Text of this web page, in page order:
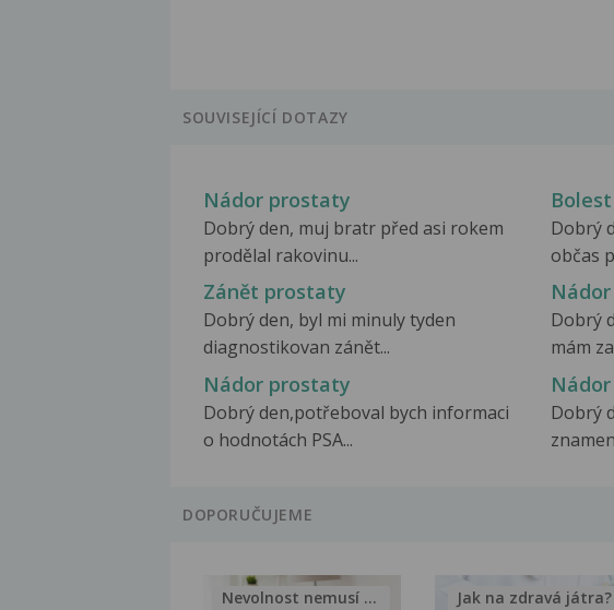
SOUVISEJÍCÍ DOTAZY
Nádor prostaty
Dobrý den, muj bratr před asi rokem
prodělal rakovinu...
Dobrý
občas
Zánět prostaty
Dobrý den, byl mi minuly tyden
diagnostikovan zánět...
Dobrý
mám
Nádor prostaty
Dobrý den,potřeboval bych informaci
o hodnotách PSA...
Dobrý
DOPORUČUJEME
Nevolnost nemusí být nutnou... Jak na zdravá játra?